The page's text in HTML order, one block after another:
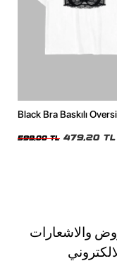
Black Bra Baskılı
599,00 TL 479,20 TL
والاشعارات